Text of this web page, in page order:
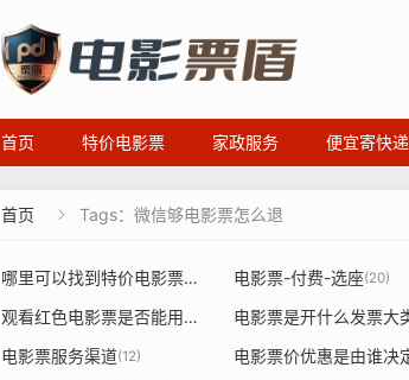
首页 特价电影票 家政服务 便宜寄快递
首页  Tags：微信够电影票怎么退
哪里可以找到特价电影票或者餐饮票的源头 (36)
电影票-付费-选座(20)
观看红色电影票是否能用党建经费使用 (17)
电影票服务渠道(12)